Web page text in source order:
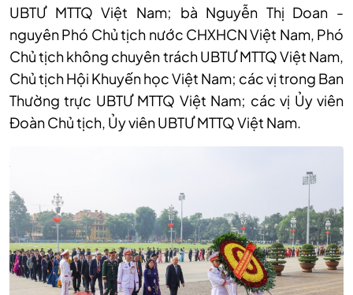
UBTƯ MTTQ Việt Nam; bà Nguyễn Thị Doan -
nguyên Phó Chủ tịch nước CHXHCN Việt Nam, Phó
Chủ tịch không chuyên trách UBTƯ MTTQ Việt Nam,
Chủ tịch Hội Khuyến học Việt Nam; các vị trong Ban
Thường trực UBTƯ MTTQ Việt Nam; các vị Ủy viên
Đoàn Chủ tịch, Ủy viên UBTƯ MTTQ Việt Nam.